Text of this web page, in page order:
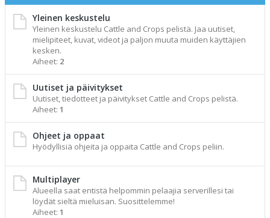
Yleinen keskustelu
Yleinen keskustelu Cattle and Crops pelistä. Jaa uutiset,
mielipiteet, kuvat, videot ja paljon muuta muiden käyttäjien
kesken.
Aiheet: 2
Uutiset ja päivitykset
Uutiset, tiedotteet ja päivitykset Cattle and Crops pelistä.
Aiheet: 1
Ohjeet ja oppaat
Hyödyllisiä ohjeita ja oppaita Cattle and Crops peliin.
Multiplayer
Alueella saat entistä helpommin pelaajia serverillesi tai
löydät sieltä mieluisan. Suosittelemme!
Aiheet: 1